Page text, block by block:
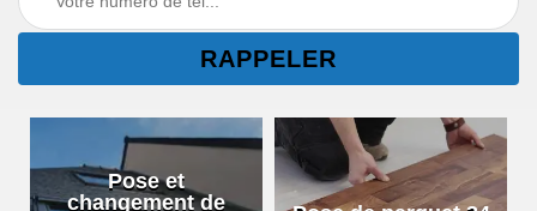
Pose et
changement de